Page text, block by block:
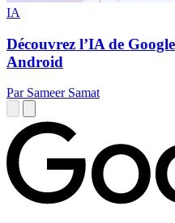
IA
Découvrez l’IA de
Android
Par Sameer Samat